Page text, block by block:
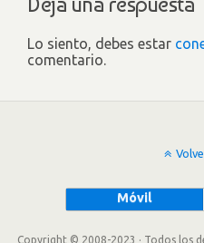
Lo siento, debes estar
comentario.
Móvil
Copyright © 2008-2023 · Todos los